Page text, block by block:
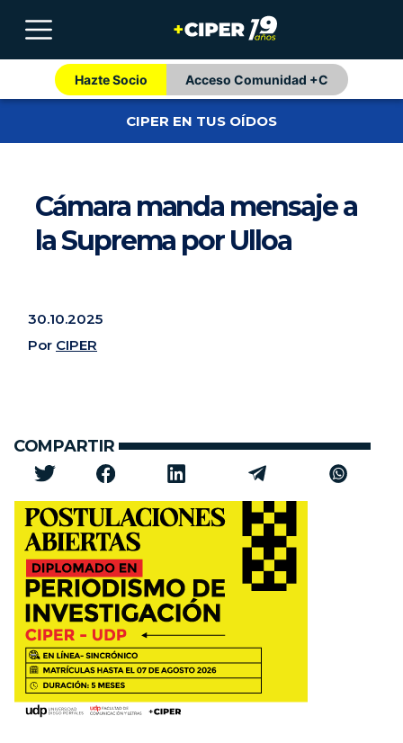
Hazte Socio Acceso Comunidad +C
CIPER EN TUS OÍDOS
Cámara manda mensaje a
la Suprema por Ulloa
30.10.2025
Por CIPER
COMPARTIR